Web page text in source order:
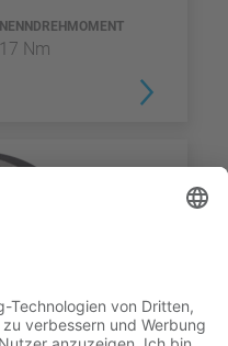
NENNDREHMOMENT
17 Nm